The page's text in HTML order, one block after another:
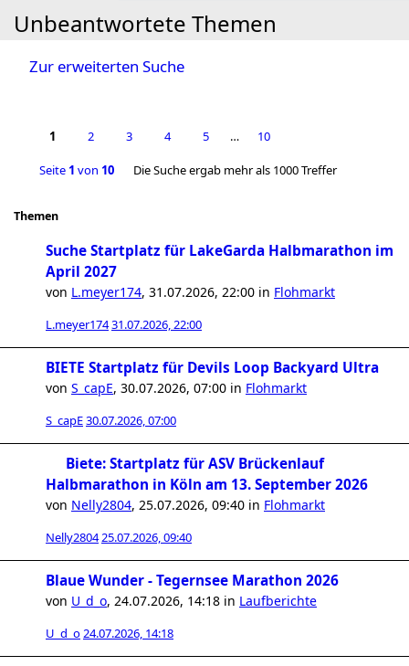
Unbeantwortete Themen
Zur erweiterten Suche
1 2 3 4 5 … 10
Seite 1 von 10 Die Suche ergab mehr als 1000 Treffer
Themen
Suche Startplatz für LakeGarda Halbmarathon im
April 2027
von L.meyer174, 31.07.2026, 22:00 in Flohmarkt
L.meyer17431.07.2026, 22:00
BIETE Startplatz für Devils Loop Backyard Ultra
von S_capE, 30.07.2026, 07:00 in Flohmarkt
S_capE30.07.2026, 07:00
Biete: Startplatz für ASV Brückenlauf
Halbmarathon in Köln am 13. September 2026
von Nelly2804, 25.07.2026, 09:40 in Flohmarkt
Nelly280425.07.2026, 09:40
Blaue Wunder - Tegernsee Marathon 2026
von U_d_o, 24.07.2026, 14:18 in Laufberichte
U_d_o24.07.2026, 14:18